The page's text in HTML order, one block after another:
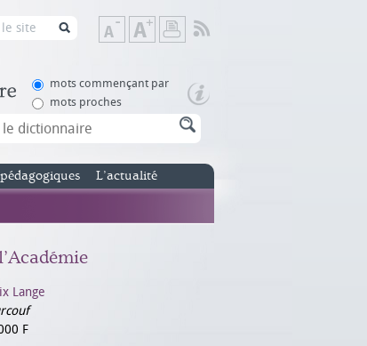
Diminuer
la
de
Augmenter
la
de
mots commençant par
mots proches
L’actualité
Lange
F